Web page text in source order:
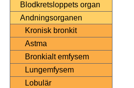
Blodkretsloppets organ
Andningsorganen
Kronisk bronkit
Astma
Bronkialt emfysem
Lungemfysem
Lobulär